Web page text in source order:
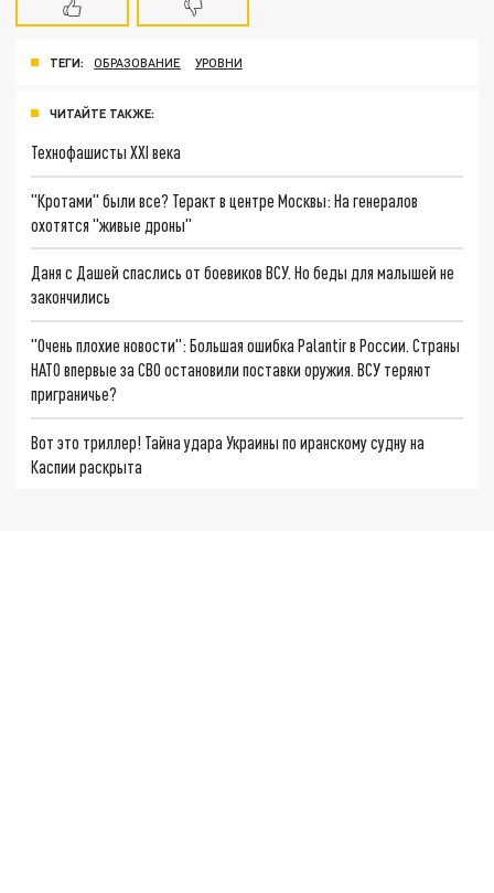
ТЕГИ: ОБРАЗОВАНИЕ УРОВНИ
ЧИТАЙТЕ ТАКЖЕ:
Технофашисты XXI века
"Кротами" были все? Теракт в центре Москвы: На генералов
охотятся "живые дроны"
Даня с Дашей спаслись от боевиков ВСУ. Но беды для малышей не
закончились
"Очень плохие новости": Большая ошибка Palantir в России. Страны
НАТО впервые за СВО остановили поставки оружия. ВСУ теряют
приграничье?
Вот это триллер! Тайна удара Украины по иранскому судну на
Каспии раскрыта